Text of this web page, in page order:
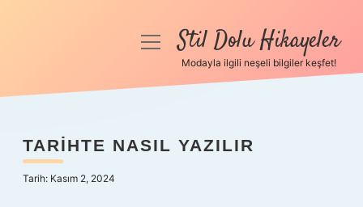
Anasayfa
Yasal Uyarı
menüyüStil Dolu Hikayeler
Modayla ilgili neşeli bilgiler keşfet!
TARIHTE NASIL YAZILIR
Tarih: Kasım 2, 2024